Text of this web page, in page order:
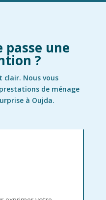
passe une
?
clair. Nous vous
de ménage
à Oujda.